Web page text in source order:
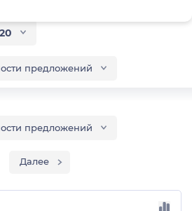
20
предложений
предложений